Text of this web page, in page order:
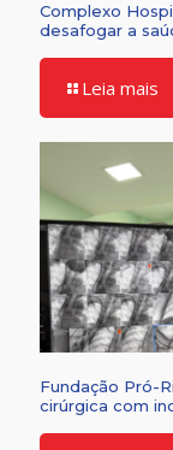
Complexo
desafogar a
Leia mais
Fundação Pró-
cirúrgica com